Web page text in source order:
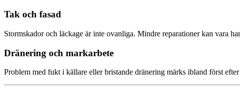
Tak och fasad
Stormskador och läckage är inte ovanliga. Mindre reparationer kan vara
Dränering och markarbete
Problem med fukt i källare eller bristande dränering märks ibland först